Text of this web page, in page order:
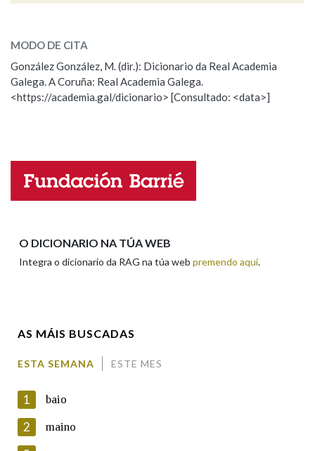
Pertence a
LIMPAR BUSCA
ESCOLLE UNHA OPCIÓN:
Observación Hai un erro na palabra
Propoño mellorar a definición
Nome
MODO DE CITA
González González, M. (dir.): Dicionario da Real Academia
Galega. A Coruña: Real Academia Galega.
<https://academia.gal/dicionario> [Consultado: <data>]
O DICIONARIO NA TÚA WEB
Integra o dicionario da RAG na túa web premendo aquí.
AS MÁIS BUSCADAS
ESTA SEMANA ESTE MES
1 baio
2 maino